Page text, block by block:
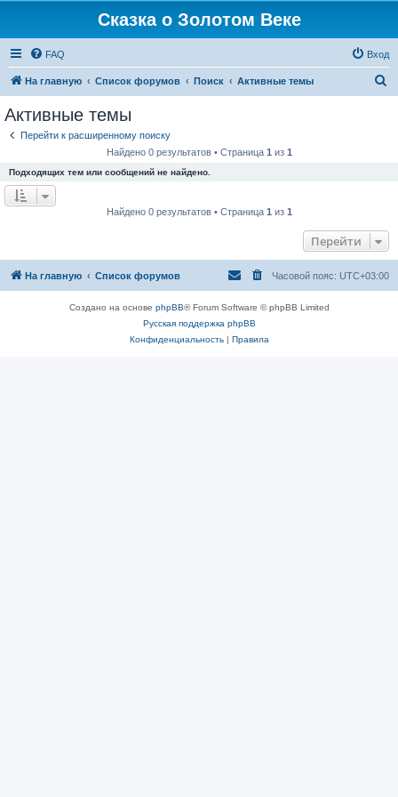
Сказка о Золотом Веке
FAQ Вход
На главную Список форумов Поиск Активные темы
Активные темы
Перейти к расширенному поиску
Найдено 0 результатов • Страница 1 из 1
Подходящих тем или сообщений не найдено.
Найдено 0 результатов • Страница 1 из 1
Перейти
На главную Список форумов Часовой пояс: UTC+03:00
Создано на основе phpBB® Forum Software © phpBB Limited
Русская поддержка phpBB
Конфиденциальность| Правила